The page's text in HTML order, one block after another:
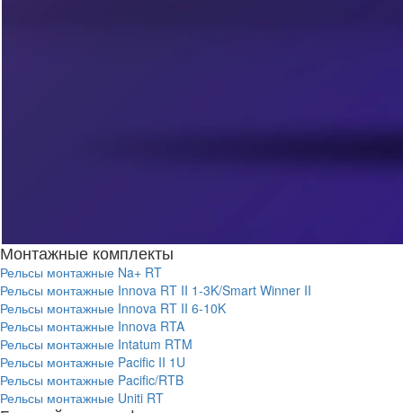
Монтажные комплекты
Рельсы монтажные Na+ RT
Рельсы монтажные Innova RT II 1-3K/Smart Winner II
Рельсы монтажные Innova RT II 6-10K
Рельсы монтажные Innova RTA
Рельсы монтажные Intatum RTM
Рельсы монтажные Pacific II 1U
Рельсы монтажные Pacific/RTB
Рельсы монтажные Uniti RT